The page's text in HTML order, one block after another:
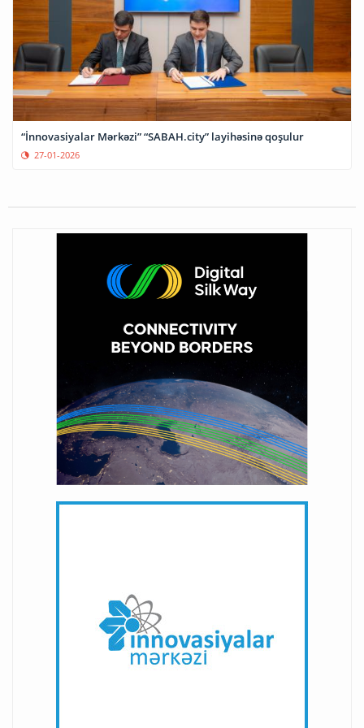
“İnnovasiyalar Mərkəzi” “SABAH.city” layihəsinə qoşulur
27-01-2026